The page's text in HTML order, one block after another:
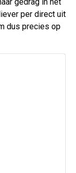
per direct uit
dus precies op